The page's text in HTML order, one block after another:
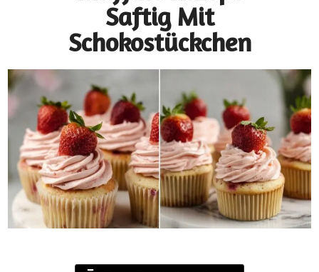
Saftig Mit
Schokostückchen